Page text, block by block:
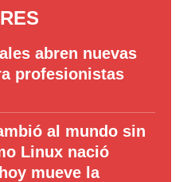
abren nuevas
profesionistas
al mundo sin
Linux nació
mueve la